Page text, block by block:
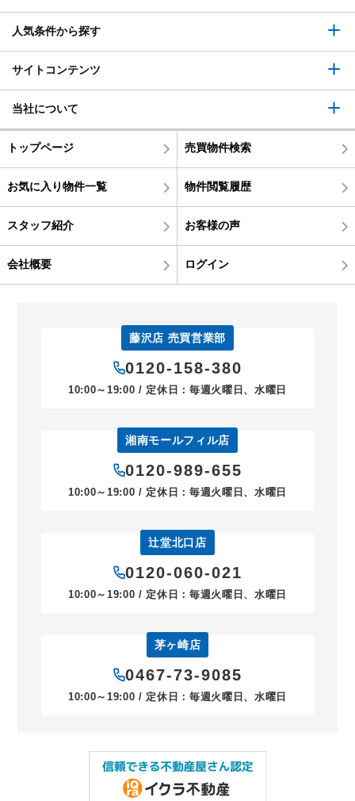
人気条件から探す
サイトコンテンツ
当社について
トップページ 売買物件検索
お気に入り物件一覧 物件閲覧履歴
スタッフ紹介 お客様の声
会社概要 ログイン
藤沢店 売買営業部
0120-158-380
10:00～19:00 / 定休日：毎週火曜日、水曜日
湘南モールフィル店
0120-989-655
10:00～19:00 / 定休日：毎週火曜日、水曜日
辻堂北口店
0120-060-021
10:00～19:00 / 定休日：毎週火曜日、水曜日
茅ヶ崎店
0467-73-9085
10:00～19:00 / 定休日：毎週火曜日、水曜日